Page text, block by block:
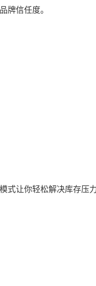
牌信任度。
让你轻松解决库存压